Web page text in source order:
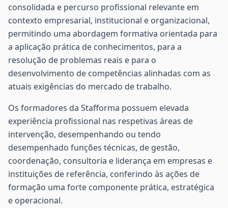
consolidada e percurso profissional relevante em
contexto empresarial, institucional e organizacional,
permitindo uma abordagem formativa orientada para
a aplicação prática de conhecimentos, para a
resolução de problemas reais e para o
desenvolvimento de competências alinhadas com as
atuais exigências do mercado de trabalho.
Os formadores da Stafforma possuem elevada
experiência profissional nas respetivas áreas de
intervenção, desempenhando ou tendo
desempenhado funções técnicas, de gestão,
coordenação, consultoria e liderança em empresas e
instituições de referência, conferindo às ações de
formação uma forte componente prática, estratégica
e operacional.